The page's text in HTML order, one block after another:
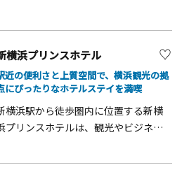
わせる装飾と温かみのある灯りで彩
を通して本格料理とお酒を楽しめま
。ランチタイムには軽やかで彩り豊
なプレートを、夜はビールやワイン
ともに香辛料の効いた中近東料理を
わうことができ、異国の市場で過ご
。友人や家族とのカジュアルな食事
横浜プリンスホテル
近の便利さと上質空間で、横浜観光の拠
にぴったりなホテルステイを満喫
横浜駅から徒歩圏内に位置する新横
プリンスホテルは、観光やビジネス
す。横浜市内はもちろん、東京方面